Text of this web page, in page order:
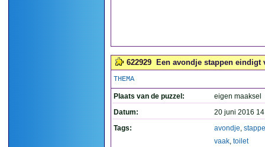
622929 Een avondje stappen eindigt
THEMA
Plaats van de puzzel:
eigen maaksel
Datum:
20 juni 2016
Tags:
avondje,
vaak, toilet